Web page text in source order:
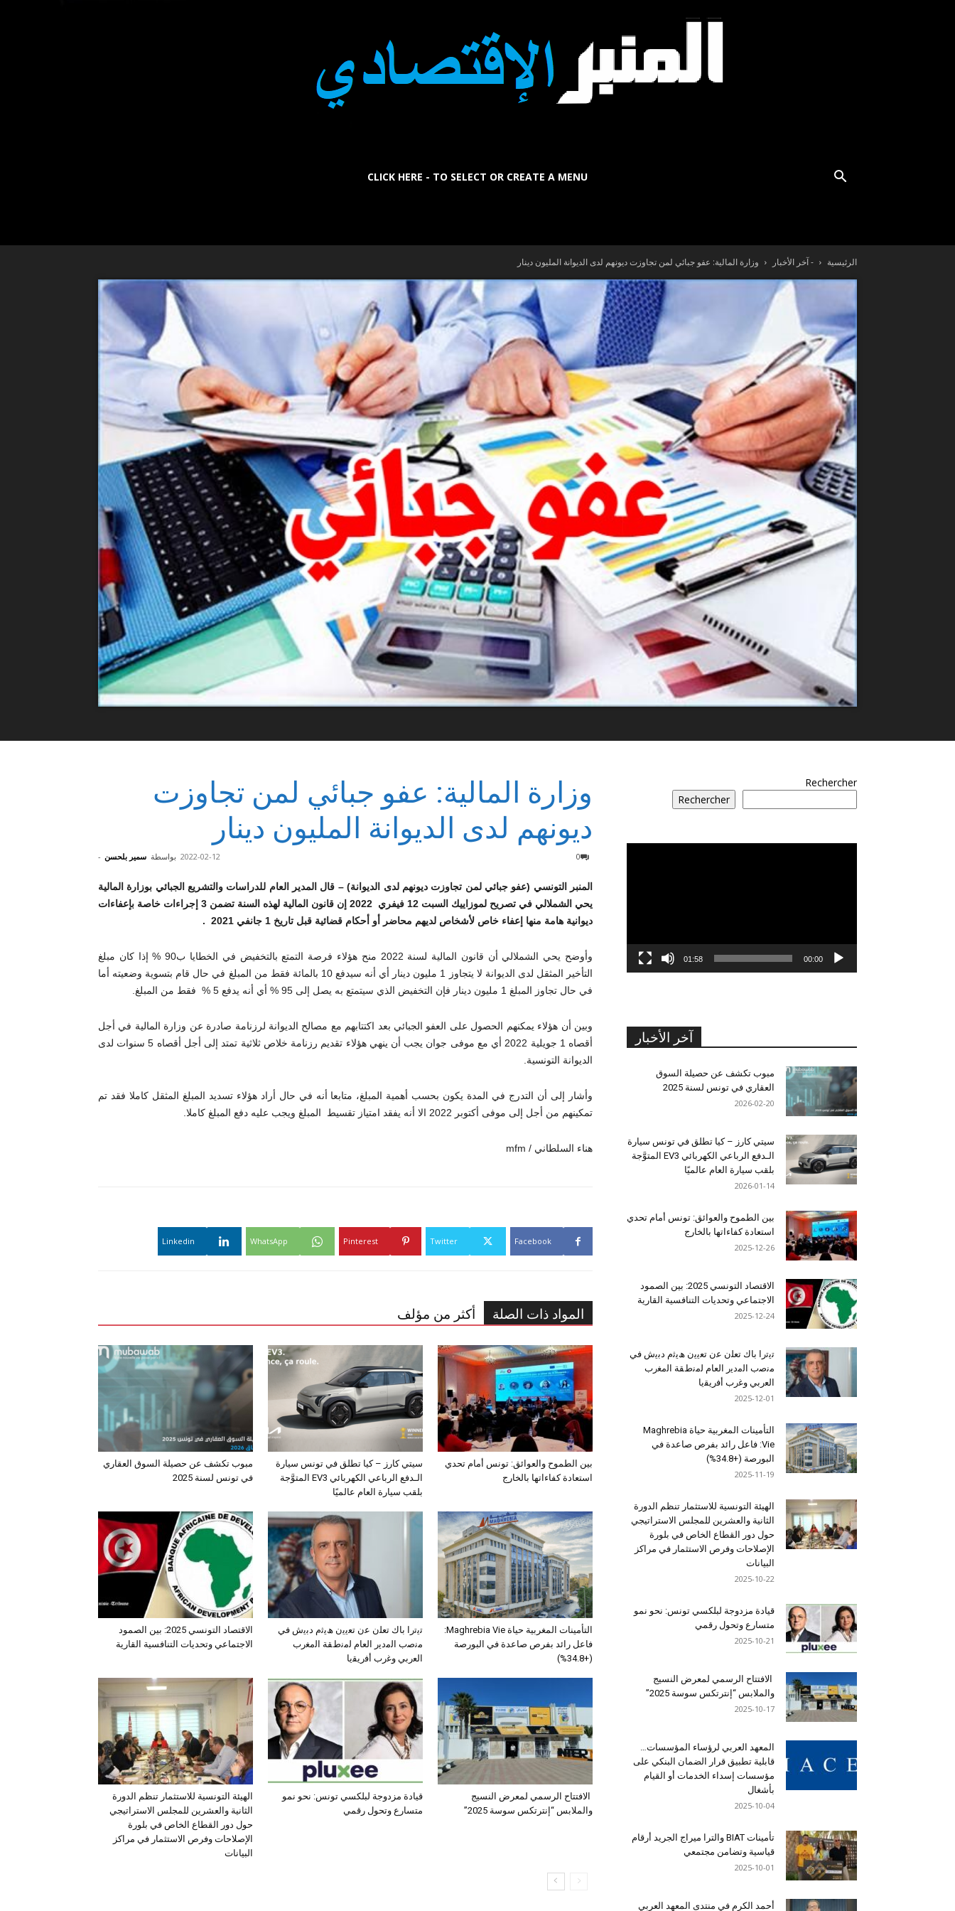
Tribune
بالعربي
CLICK HERE - TO SELECT OR CREATE A MENU
الرئيسية - آخر الأخبار وزارة المالية: عفو جبائي لمن تجاوزت ديونهم لدى الديوانة المليون دينار
وزارة المالية: عفو جبائي لمن تجاوزت
ديونهم لدى الديوانة المليون دينار
بواسطة سمير بلحسن - 2022-02-12 0
المنبر التونسي (عفو جبائي لمن تجاوزت ديونهم لدى الديوانة) – قال المدير العام للدراسات والتشريع الجبائي بوزارة المالية
يحي الشملالي في تصريح لموزاييك السبت 12 فيفري 2022 إن قانون المالية لهذه السنة تضمن 3 إجراءات خاصة بإعفاءات
ديوانية هامة منها إعفاء خاص لأشخاص لديهم محاضر أو أحكام قضائية قبل تاريخ 1 جانفي 2021 .
وأوضح يحي الشملالي أن قانون المالية لسنة 2022 منح هؤلاء فرصة التمتع بالتخفيض في الخطايا ب90 % إذا كان مبلغ
التأخير المثقل لدى الديوانة لا يتجاوز 1 مليون دينار أي أنه سيدفع 10 بالمائة فقط من المبلغ في حال قام بتسوية وضعيته أما
في حال تجاوز المبلغ 1 مليون دينار فإن التخفيض الذي سيتمتع به يصل إلى 95 % أي أنه يدفع 5 % فقط من المبلغ.
وبين أن هؤلاء يمكنهم الحصول على العفو الجبائي بعد اكتتابهم مع مصالح الديوانة لرزنامة صادرة عن وزارة المالية في أجل
أقصاه 1 جويلية 2022 أي مع موفى جوان يجب أن ينهي هؤلاء تقديم رزنامة خلاص ثلاثية تمتد إلى أجل أقصاه 5 سنوات لدى
الديوانة التونسية.
وأشار إلى أن التدرج في المدة يكون بحسب أهمية المبلغ، متابعا أنه في حال أراد هؤلاء تسديد المبلغ المثقل كاملا فقد تم
تمكينهم من أجل إلى موفى أكتوبر 2022 الا أنه يفقد امتياز تقسيط المبلغ ويجب عليه دفع المبلغ كاملا.
هناء السلطاني / mfm
Facebook
Twitter
Pinterest
WhatsApp
Linkedin
المواد ذات الصلة أكثر من مؤلف
مبوب تكشف عن حصيلة السوق العقاري
في تونس لسنة 2025
سيتي كارز – كيا تطلق في تونس سيارة
الـدفع الرباعي الكهربائي EV3 المتوَّجة
بلقب سيارة العام عالميًا
بين الطموح والعوائق: تونس أمام تحدي
استعادة كفاءاتها بالخارج
الاقتصاد التونسي 2025: بين الصمود
الاجتماعي وتحديات التنافسية القارية
ﺗﯾﺗرا ﺑﺎك ﺗﻌﻠن ﻋن ﺗﻌﯾﯾن ھﯾﺛم دﺑﯾش ﻓﻲ
ﻣﻧﺻب اﻟﻣدﯾر اﻟﻌﺎم ﻟﻣﻧطﻘﺔ اﻟﻣﻐرب
اﻟﻌرﺑﻲ وﻏرب أﻓرﯾﻘﯾﺎ
التأمينات المغربية حياة Maghrebia Vie:
فاعل رائد بفرص صاعدة في البورصة
(+34.8%)
الهيئة التونسية للاستثمار تنظم الدورة
الثانية والعشرين للمجلس الاستراتيجي
حول دور القطاع الخاص في بلورة
الإصلاحات وفرص الاستثمار في مراكز
البيانات
قيادة مزدوجة لبلكسي تونس: نحو نمو
متسارع وتحول رقمي
الافتتاح الرسمي لمعرض النسيج
والملابس “إنترتكس سوسة 2025”
Rechercher
Rechercher
00:00
01:58
آخر الأخبار
مبوب تكشف عن حصيلة السوق
العقاري في تونس لسنة 2025
2026-02-20
سيتي كارز – كيا تطلق في تونس سيارة
الـدفع الرباعي الكهربائي EV3 المتوَّجة
بلقب سيارة العام عالميًا
2026-01-14
بين الطموح والعوائق: تونس أمام تحدي
استعادة كفاءاتها بالخارج
2025-12-26
الاقتصاد التونسي 2025: بين الصمود
الاجتماعي وتحديات التنافسية القارية
2025-12-24
ﺗﯾﺗرا ﺑﺎك ﺗﻌﻠن ﻋن ﺗﻌﯾﯾن ھﯾﺛم دﺑﯾش ﻓﻲ
ﻣﻧﺻب اﻟﻣدﯾر اﻟﻌﺎم ﻟﻣﻧطﻘﺔ اﻟﻣﻐرب
اﻟﻌرﺑﻲ وﻏرب أﻓرﯾﻘﯾﺎ
2025-12-01
التأمينات المغربية حياة Maghrebia
Vie: فاعل رائد بفرص صاعدة في
البورصة (+34.8%)
2025-11-19
الهيئة التونسية للاستثمار تنظم الدورة
الثانية والعشرين للمجلس الاستراتيجي
حول دور القطاع الخاص في بلورة
الإصلاحات وفرص الاستثمار في مراكز
البيانات
2025-10-22
قيادة مزدوجة لبلكسي تونس: نحو نمو
متسارع وتحول رقمي
2025-10-21
الافتتاح الرسمي لمعرض النسيج
والملابس “إنترتكس سوسة 2025”
2025-10-17
المعهد العربي لرؤساء المؤسسات…
قابلية تطبيق قرار الضمان البنكي على
مؤسسات إسداء الخدمات أو القيام
بأشغال
2025-10-04
تأمينات BIAT والترا ميراج الجريد أرقام
قياسية وتضامن مجتمعي
2025-10-01
أحمد الكرم في منتدى المعهد العربي